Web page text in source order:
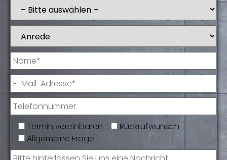
Termin vereinbaren
Rückrufwunsch
Allgemeine Frage